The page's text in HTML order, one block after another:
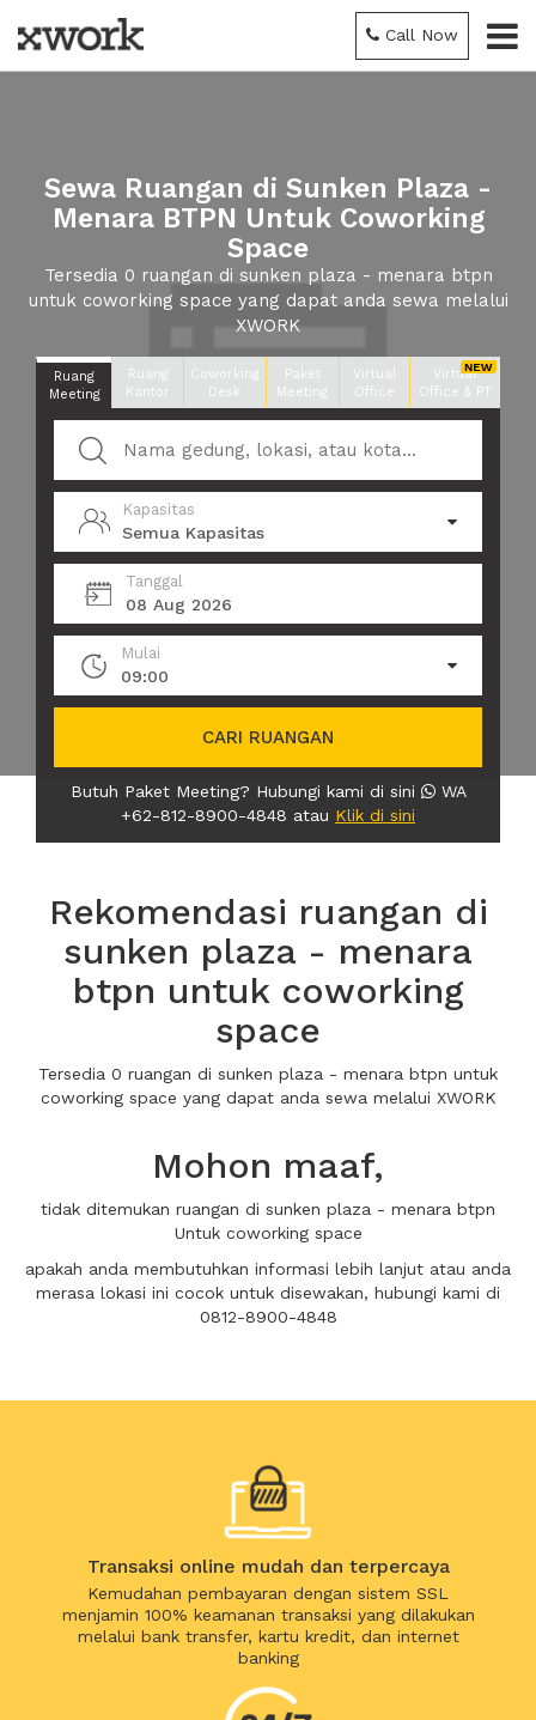
Call Now
Sewa Ruangan di Sunken Plaza -
Menara BTPN Untuk Coworking
Space
Tersedia 0 ruangan di sunken plaza - menara btpn
untuk coworking space yang dapat anda sewa melalui
XWORK
Ruang
Meeting
Ruang
Kantor
Coworking
Desk
Paket
Meeting
Virtual
Office
Virtual
Office & PT
Kapasitas
Semua Kapasitas
Tanggal
08 Aug 2026
Mulai
09:00
CARI RUANGAN
Butuh Paket Meeting? Hubungi kami di sini
WA
+62-812-8900-4848 atau Klik di sini
Rekomendasi ruangan di
sunken plaza - menara
btpn untuk coworking
space
Tersedia 0 ruangan di sunken plaza - menara btpn untuk
coworking space yang dapat anda sewa melalui XWORK
Mohon maaf,
tidak ditemukan ruangan di sunken plaza - menara btpn
Untuk coworking space
apakah anda membutuhkan informasi lebih lanjut atau anda
merasa lokasi ini cocok untuk disewakan, hubungi kami di
0812-8900-4848
Transaksi online mudah dan terpercaya
Kemudahan pembayaran dengan sistem SSL
menjamin 100% keamanan transaksi yang dilakukan
melalui bank transfer, kartu kredit, dan internet
banking